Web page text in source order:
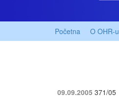
Početna O OHR-u
09.09.2005 371/05